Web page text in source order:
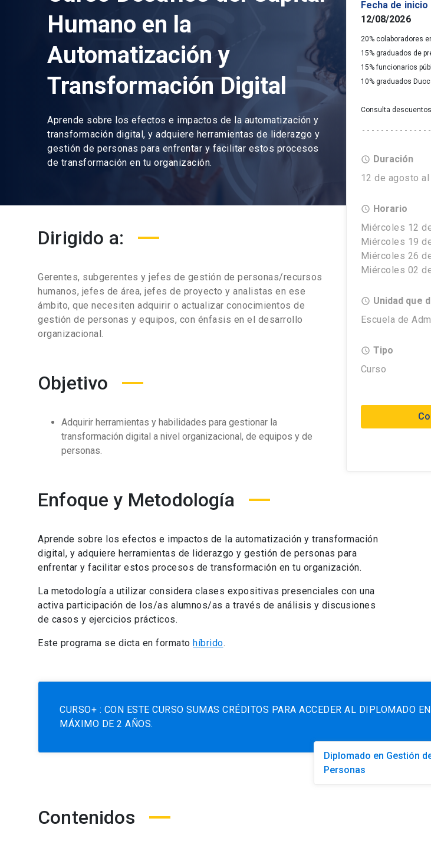
Humano en la
Automatización y
Transformación Digital
Aprende sobre los efectos e impactos de la automatización y
transformación digital, y adquiere herramientas de liderazgo y
gestión de personas para enfrentar y facilitar estos procesos
de transformación en tu organización.
Fecha de inicio
12/08/2026
20% colaboradores
15% graduados de
15% funcionarios
10% graduados Duoc
Consulta
access_time Duración
12 de agosto
access_time Horario
Miércoles 12
Miércoles 19
Miércoles 26
Miércoles 02
access_time Unidad que
Escuela de
access_time Tipo
Curso
Dirigido a:
Gerentes, subgerentes y jefes de gestión de personas/recursos
humanos, jefes de área, jefes de proyecto y analistas en ese
ámbito, que necesiten adquirir o actualizar conocimientos de
gestión de personas y equipos, con énfasis en el desarrollo
organizacional
Objetivo
Adquirir herramientas y habilidades para gestionar la
transformación digital a nivel organizacional, de equipos y de
personas.
Enfoque y Metodología
Aprende sobre los efectos e impactos de la automatización y transformación
digital, y adquiere herramientas de liderazgo y gestión de personas para
enfrentar y facilitar estos procesos de transformación en tu organización.
La metodología a utilizar considera clases expositivas presenciales con una
activa participación de los/as alumnos/as a través de análisis y discusiones
de casos y ejercicios prácticos.
Este programa se dicta en formato híbrido.
CURSO+ : CON ESTE CURSO SUMAS CRÉDITOS PARA ACCEDER AL DIPLOMADO
MÁXIMO DE 2 AÑOS.
Diplomado en Gestión
Personas
Contenidos